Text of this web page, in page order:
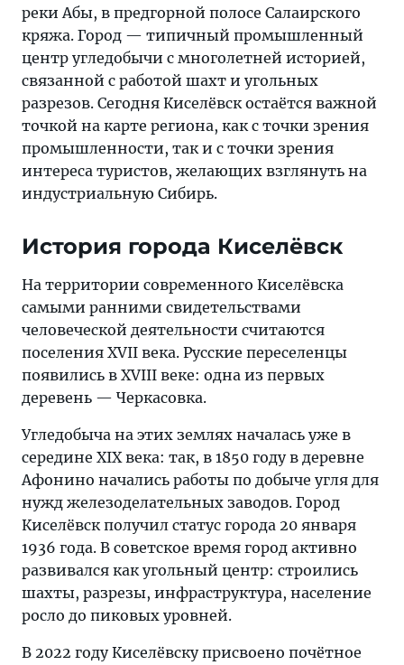
реки Абы, в предгорной полосе Салаирского
кряжа. Город — типичный промышленный
центр угледобычи с многолетней историей,
связанной с работой шахт и угольных
разрезов. Сегодня Киселёвск остаётся важной
точкой на карте региона, как с точки зрения
промышленности, так и с точки зрения
интереса туристов, желающих взглянуть на
индустриальную Сибирь.
История города Киселёвск
На территории современного Киселёвска
самыми ранними свидетельствами
человеческой деятельности считаются
поселения XVII века. Русские переселенцы
появились в XVIII веке: одна из первых
деревень — Черкасовка.
Угледобыча на этих землях началась уже в
середине XIX века: так, в 1850 году в деревне
Афонино начались работы по добыче угля для
нужд железоделательных заводов. Город
Киселёвск получил статус города 20 января
1936 года. В советское время город активно
развивался как угольный центр: строились
шахты, разрезы, инфраструктура, население
росло до пиковых уровней.
В 2022 году Киселёвску присвоено почётное